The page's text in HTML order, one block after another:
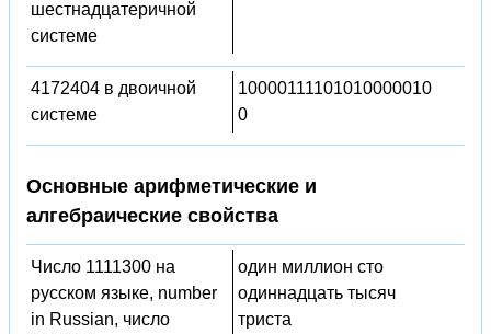
шестнадцатеричной
системе
4172404 в двоичной
системе
10000111101010000010
0
Основные арифметические и
алгебраические свойства
Число 1111300 на
русском языке, number
in Russian, число
один миллион сто
одиннадцать тысяч
триста